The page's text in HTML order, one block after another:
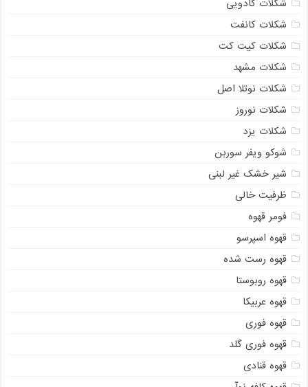
شکلات کادویی
شکلات کانفت
شکلات کیت کت
شکلات مشهد
شکلات نوتلا اصل
شکلات نوروز
شکلات یزد
شوکو ویفر سوربن
شیر خشک غیر لبنی
ظرفیت خالی
فومر قهوه
قهوه اسپرسو
قهوه رست شده
قهوه روبوستا
قهوه عربیکا
قهوه فوری
قهوه فوری گلد
قهوه قنادی